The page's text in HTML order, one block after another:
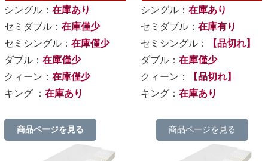
シングル： 在庫あり
セミダブル： 在庫僅少
セミシングル： 在庫僅少
ダブル： 在庫僅少
クィーン： 在庫僅少
キング ： 在庫あり
商品ページを見る
シングル：在庫あり
セミダブル：在庫有り
セミシングル：
【品切れ】
ダブル：在庫僅少
クィーン：
【品切れ】
キング：在庫あり
商品ページを見る